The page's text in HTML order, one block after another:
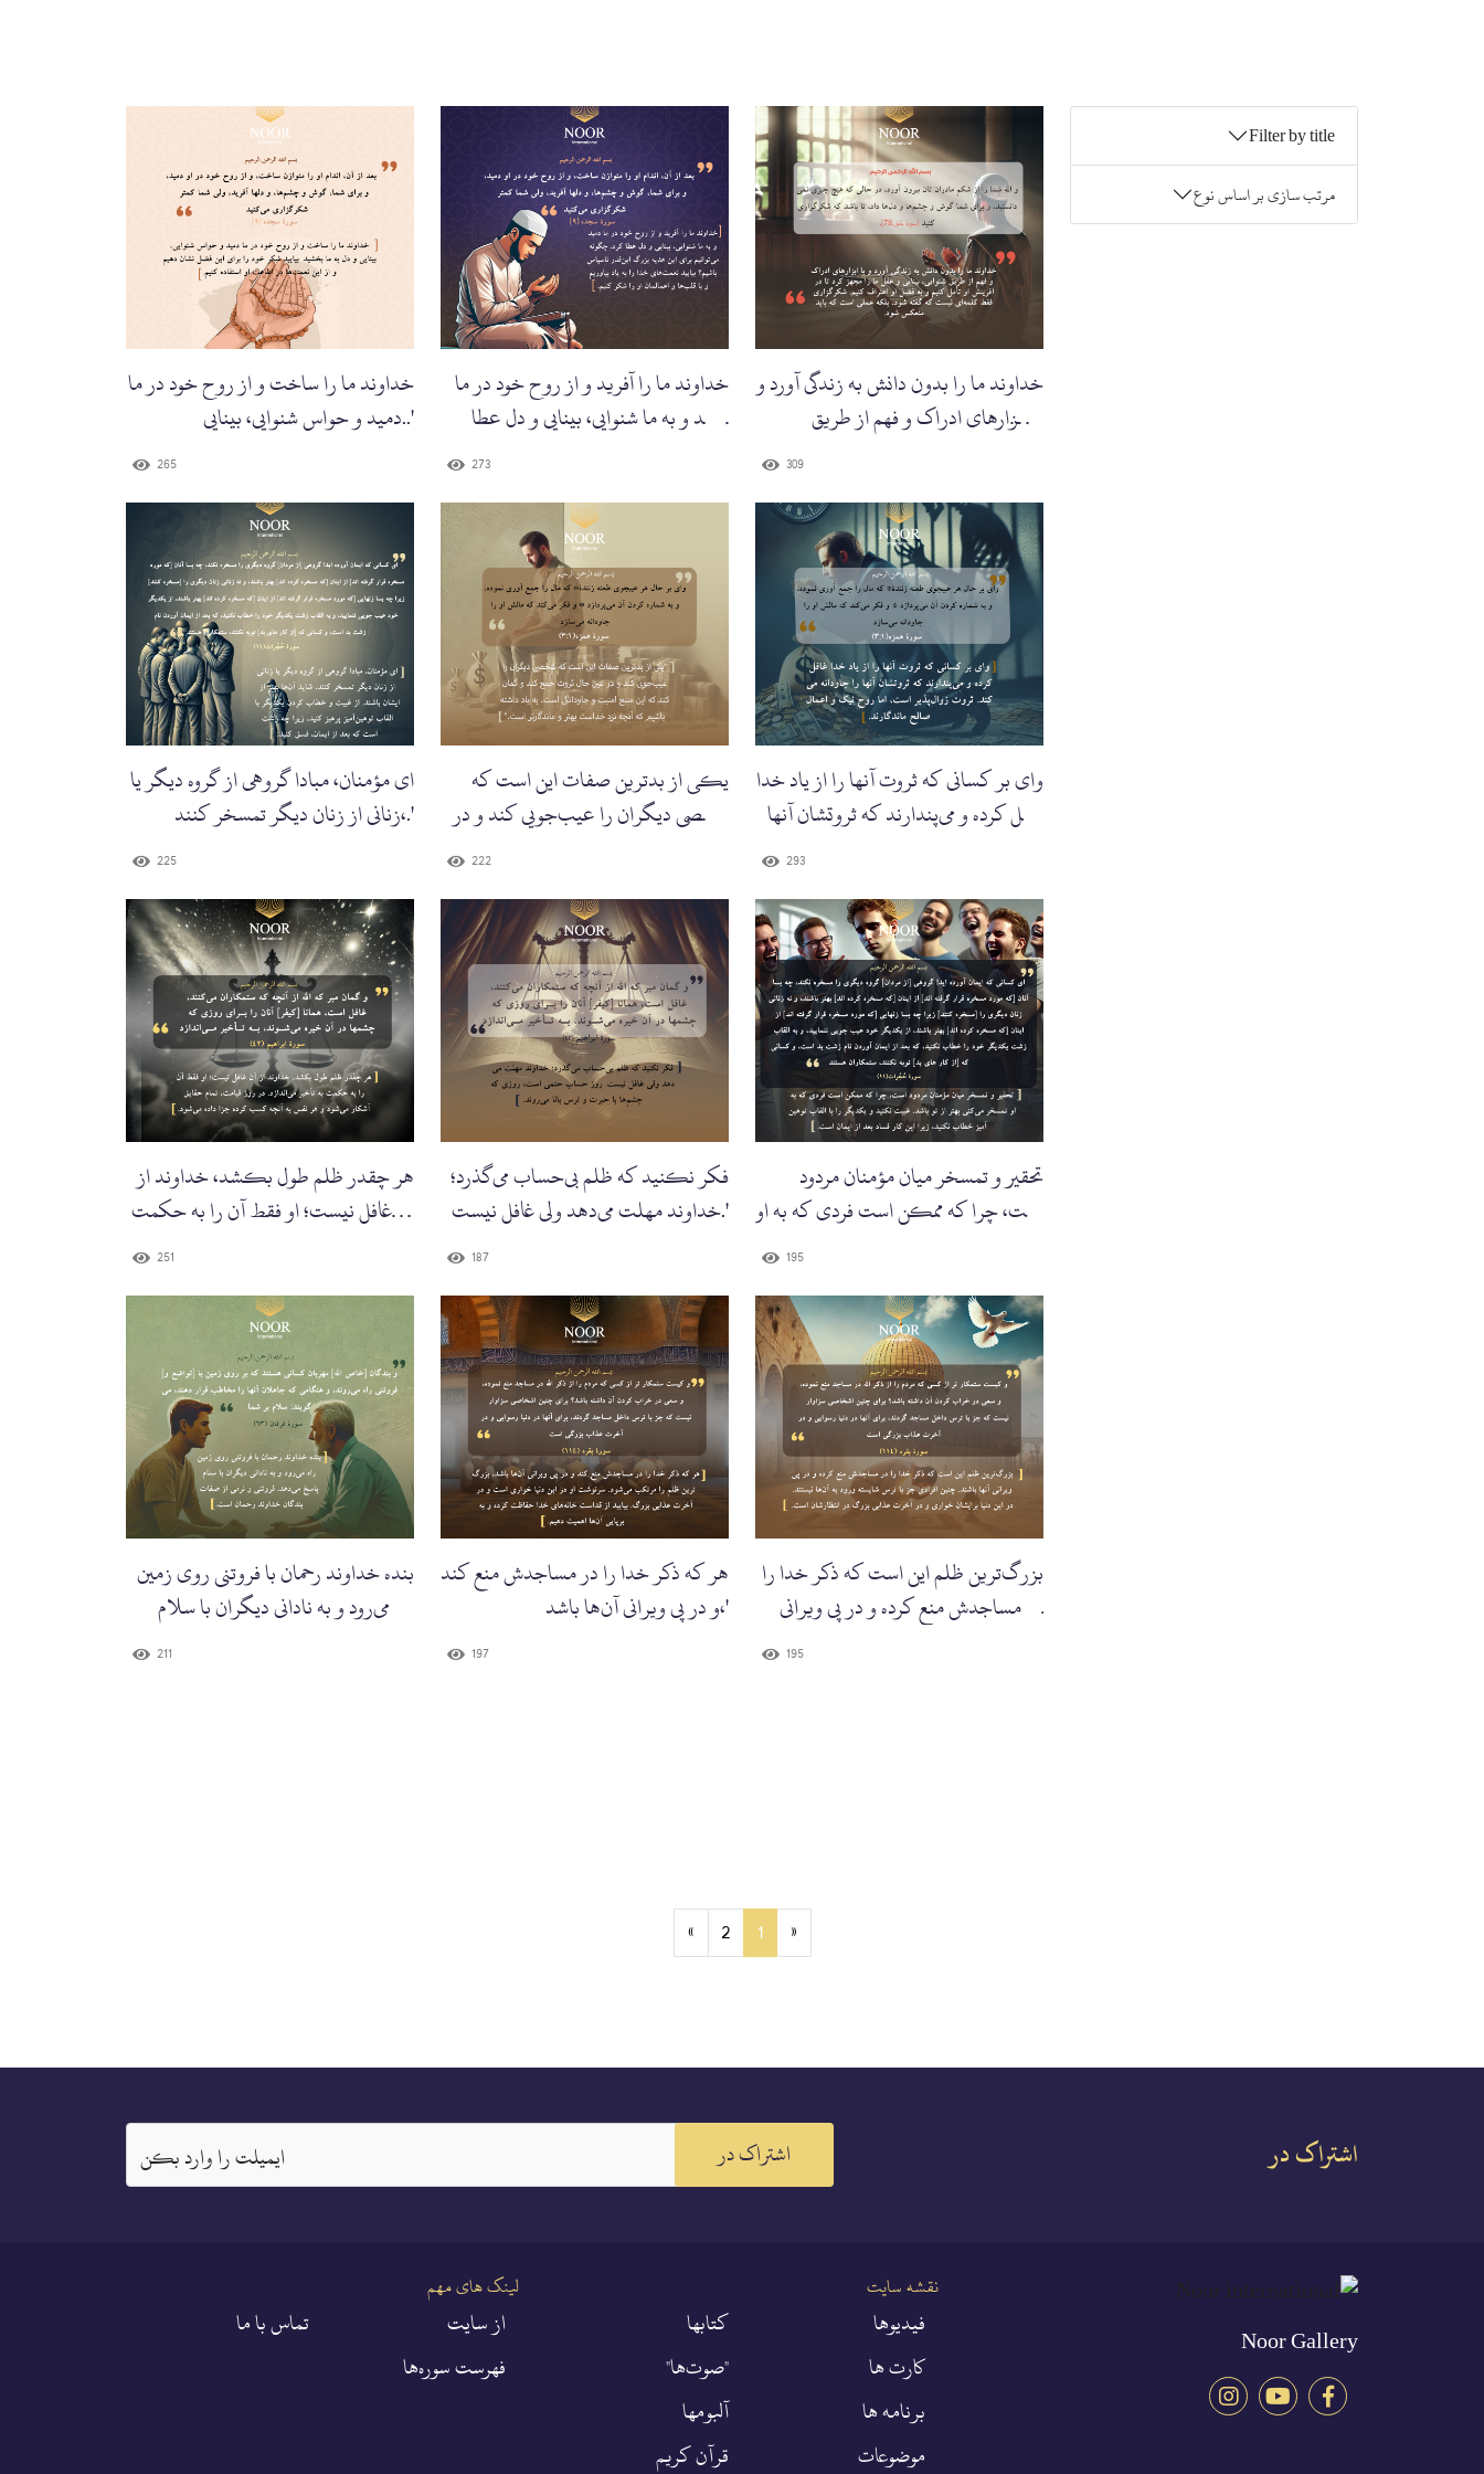
Filter by title
مرتب سازی بر اساس نوع
خداوند ما را بدون دانش به زندگی آورد و
با ابزارهای ادراک و فهم از طریق
309
خداوند ما را آفرید و از روح خود در ما
دمید و به ما شنوایی، بینایی و دل عطا
273
خداوند ما را ساخت و از روح خود در ما
دمید و حواس شنوایی، بینایی..'
265
وای بر کسانی که ثروت آنها را از یاد خدا
غافل کرده و می‌پندارند که ثروتشان آنها
293
یکی از بدترین صفات این است که
شخصی دیگران را عیب‌جویی کند و در
222
ای مؤمنان، مبادا گروهی از گروه دیگر یا
زنانی از زنان دیگر تمسخر کنند،.'
225
تحقیر و تمسخر میان مؤمنان مردود
است، چرا که ممکن است فردی که به او
195
فکر نکنید که ظلم بی‌حساب می‌گذرد؛
خداوند مهلت می‌دهد ولی غافل نیست.'
187
هر چقدر ظلم طول بکشد، خداوند از
آن غافل نیست؛ او فقط آن را به حکمت
251
بزرگ‌ترین ظلم این است که ذکر خدا را
در مساجدش منع کرده و در پی ویرانی
195
هر که ذکر خدا را در مساجدش منع کند
و در پی ویرانی آن‌ها باشد،'
197
بنده خداوند رحمان با فروتنی روی زمین
راه می‌رود و به نادانی دیگران با سلام
211
«
1
2
»
اشتراک در ايميلت را وارد بكن اشتراک در
Noor Gallery
نقشه سایت
فيديوها
كتابها
کارت ها
"صوت‌ها"
برنامه ها
آلبومها
موضوعات
قرآن كريم
لینک های مهم
از سايت
تماس با ما
فهرست سوره‌ها